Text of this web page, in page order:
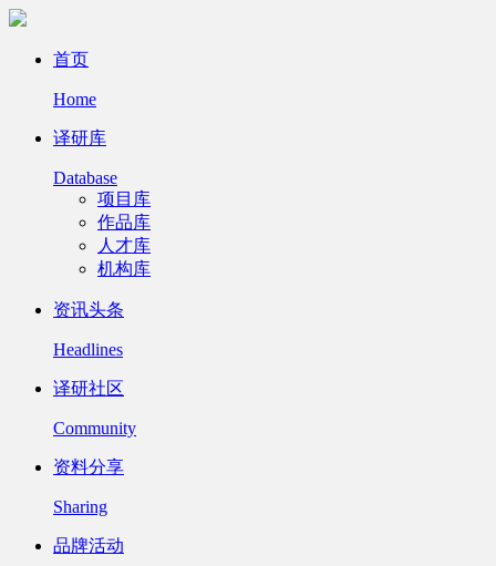
首页
Home
译研库
Database
项目库
作品库
人才库
机构库
资讯头条
Headlines
译研社区
Community
资料分享
Sharing
品牌活动